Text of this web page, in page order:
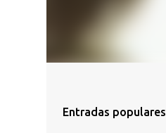
Entradas populares